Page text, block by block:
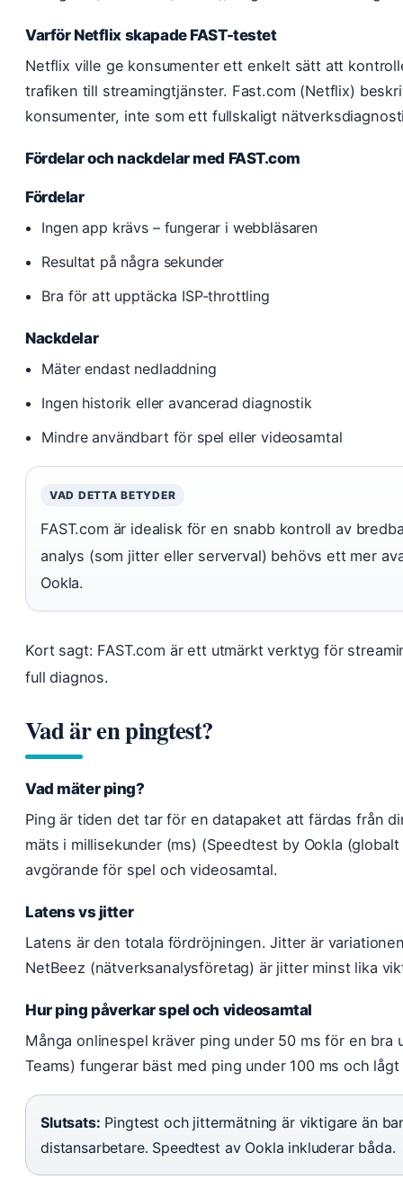
Varför Netflix skapade FAST-testet
Netflix ville ge konsumenter ett enkelt sätt att
trafiken till streamingtjänster. Fast.com (Netflix)
konsumenter, inte som ett fullskaligt
Fördelar och nackdelar med FAST.com
Fördelar
Ingen app krävs – fungerar i webbläsaren
Resultat på några sekunder
Bra för att upptäcka ISP-throttling
Nackdelar
Mäter endast nedladdning
Ingen historik eller avancerad diagnostik
Mindre användbart för spel eller videosamtal
VAD DETTA BETYDER
FAST.com är idealisk för en snabb kontroll av
analys (som jitter eller serverval) behövs ett mer
Ookla.
Kort sagt: FAST.com är ett utmärkt verktyg för
full diagnos.
Vad är en pingtest?
Vad mäter ping?
Ping är tiden det tar för en datapaket att färdas från
mäts i millisekunder (ms) (Speedtest by Ookla
avgörande för spel och videosamtal.
Latens vs jitter
Latens är den totala fördröjningen. Jitter är
NetBeez (nätverksanalysföretag) är jitter minst lika
Hur ping påverkar spel och videosamtal
Många onlinespel kräver ping under 50 ms för en bra
Teams) fungerar bäst med ping under 100 ms och
Slutsats: Pingtest och jittermätning är viktigare än
distansarbetare. Speedtest av Ookla inkluderar båda.